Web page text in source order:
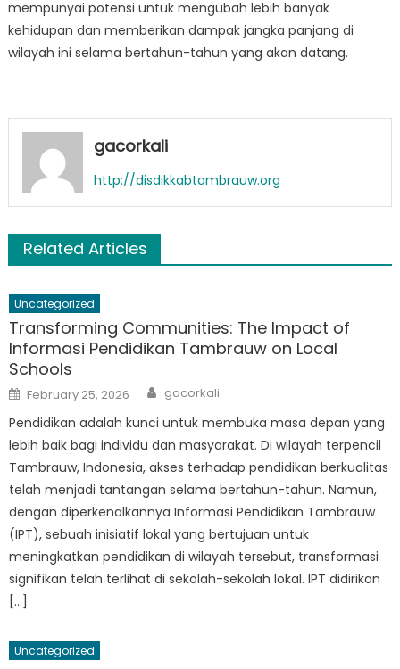
mempunyai potensi untuk mengubah lebih banyak
kehidupan dan memberikan dampak jangka panjang di
wilayah ini selama bertahun-tahun yang akan datang.
gacorkali
http://disdikkabtambrauw.org
Related Articles
Uncategorized
Transforming Communities: The Impact of
Informasi Pendidikan Tambrauw on Local
Schools
Posted
on
February 25, 2026 Author
gacorkali
Pendidikan adalah kunci untuk membuka masa depan yang
lebih baik bagi individu dan masyarakat. Di wilayah terpencil
Tambrauw, Indonesia, akses terhadap pendidikan berkualitas
telah menjadi tantangan selama bertahun-tahun. Namun,
dengan diperkenalkannya Informasi Pendidikan Tambrauw
(IPT), sebuah inisiatif lokal yang bertujuan untuk
meningkatkan pendidikan di wilayah tersebut, transformasi
signifikan telah terlihat di sekolah-sekolah lokal. IPT didirikan
[…]
Uncategorized